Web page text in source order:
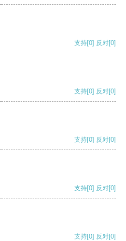
支持[0] 反对[0]
支持[0] 反对[0]
支持[0] 反对[0]
支持[0] 反对[0]
支持[0] 反对[0]